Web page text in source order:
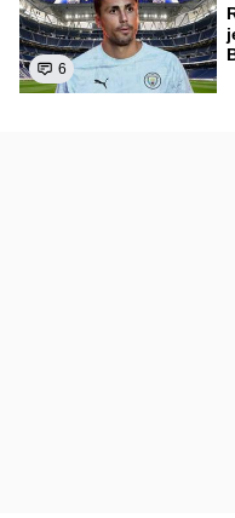
6